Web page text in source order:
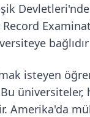
bağlıdır
isteyen
Amerika'da